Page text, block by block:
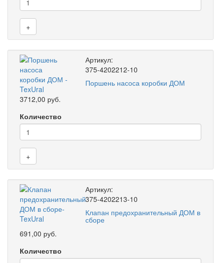
+
Артикул:
375-4202212-10
Поршень насоса коробки ДОМ
3712,00 руб.
Количество
+
Артикул:
375-4202213-10
Клапан предохранительный ДОМ в
сборе
691,00 руб.
Количество